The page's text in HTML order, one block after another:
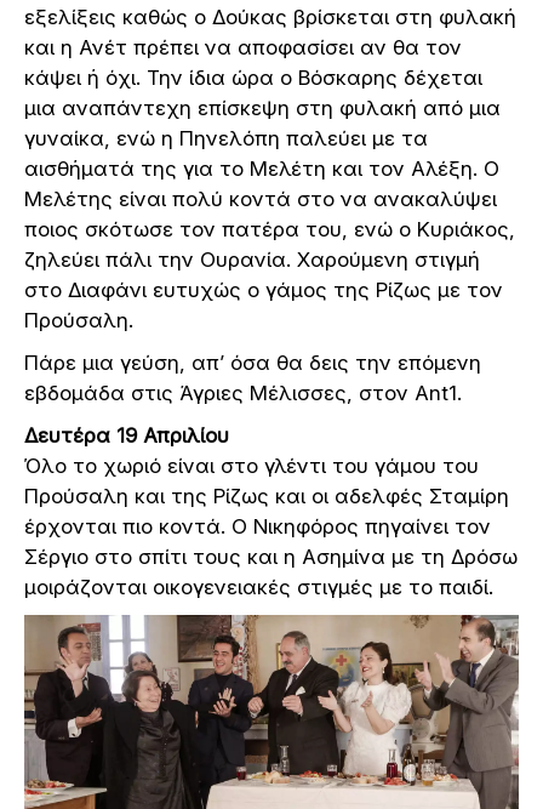
εξελίξεις καθώς ο Δούκας βρίσκεται στη φυλακή
και η Ανέτ πρέπει να αποφασίσει αν θα τον
κάψει ή όχι. Την ίδια ώρα ο Βόσκαρης δέχεται
μια αναπάντεχη επίσκεψη στη φυλακή από μια
γυναίκα, ενώ η Πηνελόπη παλεύει με τα
αισθήματά της για το Μελέτη και τον Αλέξη. Ο
Μελέτης είναι πολύ κοντά στο να ανακαλύψει
ποιος σκότωσε τον πατέρα του, ενώ ο Κυριάκος,
ζηλεύει πάλι την Ουρανία. Χαρούμενη στιγμή
στο Διαφάνι ευτυχώς ο γάμος της Ρίζως με τον
Προύσαλη.
Πάρε μια γεύση, απ’ όσα θα δεις την επόμενη
εβδομάδα στις Άγριες Μέλισσες, στον Ant1.
Δευτέρα 19 Απριλίου
Όλο το χωριό είναι στο γλέντι του γάμου του
Προύσαλη και της Ρίζως και οι αδελφές Σταμίρη
έρχονται πιο κοντά. Ο Νικηφόρος πηγαίνει τον
Σέργιο στο σπίτι τους και η Ασημίνα με τη Δρόσω
μοιράζονται οικογενειακές στιγμές με το παιδί.